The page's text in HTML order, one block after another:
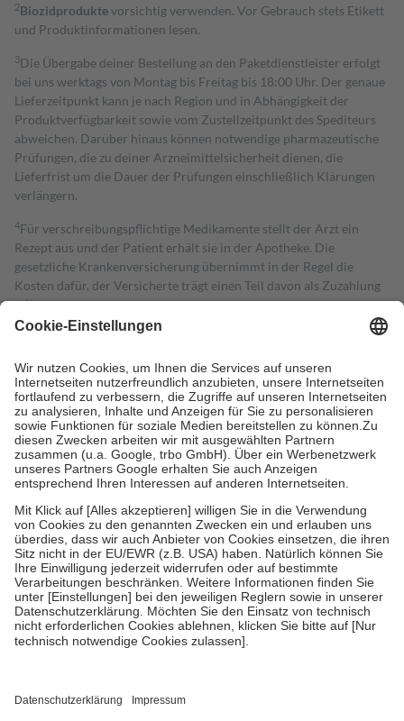
2Biozidproduktevorsichtig verwenden. Vor Gebrauch stets Etikett
und Produktinformationen lesen.
3Die Übergabe deiner Bestellung an den Paketdienstleister erfolgt
bei uns werktags von Montag bis Freitag bis 18:00 Uhr. Der genaue
Lieferzeitpunkt kann je nach Region und in Abhängigkeit der
Produktverfügbarkeit sowie vom Zustellzeitpunkt des Spediteurs
abweichen. Darüber hinaus können notwendige pharmazeutische
Prüfungen, die zu deiner Arzneimittelsicherheit dienen, die
Lieferfrist um die Dauer der Prüfungen einschließlich Klärungen
verlängern.
4Für verschreibungspflichtige Medikamente stellt der Arzt ein
Rezept aus und der Patient erhält sie in der Apotheke. Die
gesetzliche Krankenversicherung übernimmt in der Regel die
Kosten dafür, der Versicherte trägt einen Teil davon als Zuzahlung
mit.
Grundsätzlich leisten Mitglieder Zuzahlungen in Höhe von zehn
höchstens zehn Euro.
Es sind jedoch nie mehr als die tatsächlichen
Kosten der Leistung zu entrichten.
Diese Regeln gelten grundsätzlich auch für Online-Apotheken.
Bei Heilmitteln und häuslicher Krankenpflege beträgt die
Zuzahlung zehn Prozent der Kosten sowie zehn Euro je
Verordnung.
Um das Engagement der Versicherten für ihre eigene Gesundheit zu
stärken und die besondere Stellung der Familie zu unterstützen,
fallenkeine Zuzahlungenan bei:
• Kindern und Jugendlichen bis zum vollendeten 18. Lebensjahr
mit Ausnahme der Fahrkosten
• Untersuchungen zur Vorsorge und Früherkennung, die von der
GKV getragen werden
• empfohlenen Schutzimpfungen
• Harn- und Blutteststreifen
getroffen, um sicherzustellen, dass es sich um echte Bewertungen